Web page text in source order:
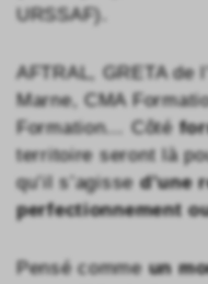
URSSAF).
AFTRAL, GRETA de
Marne, CMA
Formation… Côté
territoire seront là
qu’il s’agisse d’une
perfectionnement
Pensé commeun